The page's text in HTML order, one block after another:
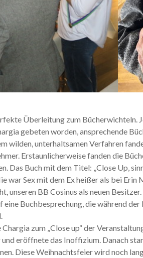
Überleitung zum Bücherwichteln.
gebeten worden, ansprechende
wilden, unterhaltsamen Verfahren
Erstaunlicherweise fanden die
Das Buch mit dem Titel: „Close Up,
war Sex mit dem Ex heißer als bei Erin
unseren BB Cosinus als neuen
eine Buchbesprechung, die während
zum „Close up“ der
eröffnete das Inoffizium. Danach
Diese Weihnachtsfeier wird noch